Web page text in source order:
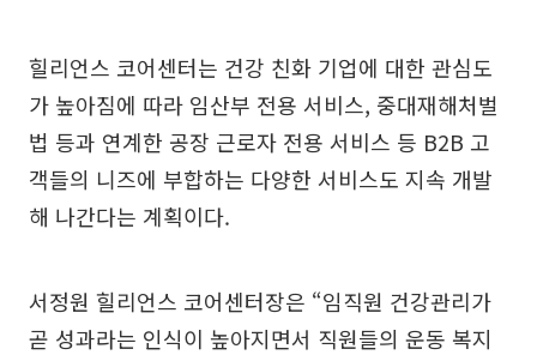
힐리언스 코어센터는 건강 친화 기업에 대한 관심도
가 높아짐에 따라 임산부 전용 서비스, 중대재해처벌
법 등과 연계한 공장 근로자 전용 서비스 등 B2B 고
객들의 니즈에 부합하는 다양한 서비스도 지속 개발
해 나간다는 계획이다.
서정원 힐리언스 코어센터장은 “임직원 건강관리가
곧 성과라는 인식이 높아지면서 직원들의 운동 복지